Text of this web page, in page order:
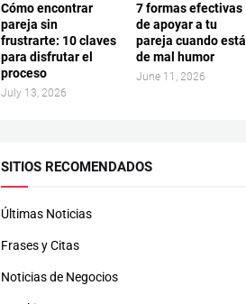
Cómo encontrar
pareja sin
frustrarte: 10 claves
para disfrutar el
proceso
July 13, 2026
7 formas efectivas
de apoyar a tu
pareja cuando está
de mal humor
June 11, 2026
SITIOS RECOMENDADOS
Últimas Noticias
Frases y Citas
Noticias de Negocios